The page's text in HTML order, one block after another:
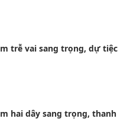
trễ vai sang trọng, dự tiệc
hai dây sang trọng, thanh